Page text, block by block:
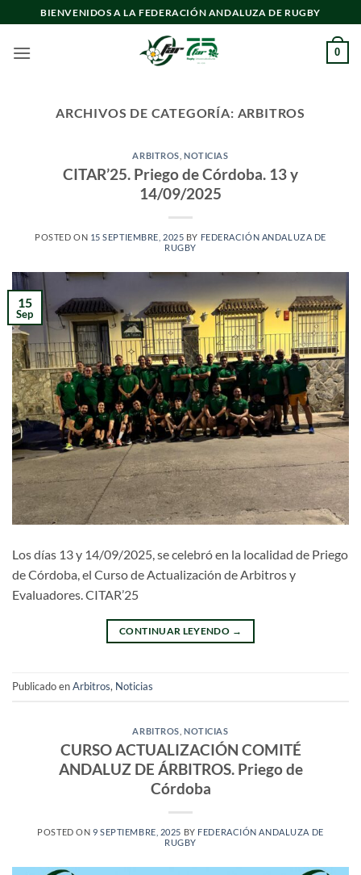
al
contenido
BIENVENIDOS A LA FEDERACIÓN ANDALUZA DE RUGBY
0
ARCHIVOS DE CATEGORÍA: ARBITROS
ARBITROS ,NOTICIAS
CITAR’25. Priego de Córdoba. 13 y
14/09/2025
POSTED ON 15 SEPTIEMBRE, 2025 BY FEDERACIÓN ANDALUZA DE
RUGBY
15
Sep
Los días 13 y 14/09/2025, se celebró en la localidad de Priego
de Córdoba, el Curso de Actualización de Arbitros y
Evaluadores. CITAR’25
CONTINUAR LEYENDO →
Publicado enArbitros, Noticias
ARBITROS ,NOTICIAS
CURSO ACTUALIZACIÓN COMITÉ
ANDALUZ DE ÁRBITROS. Priego de
Córdoba
POSTED ON 9 SEPTIEMBRE, 2025 BY FEDERACIÓN ANDALUZA DE
RUGBY